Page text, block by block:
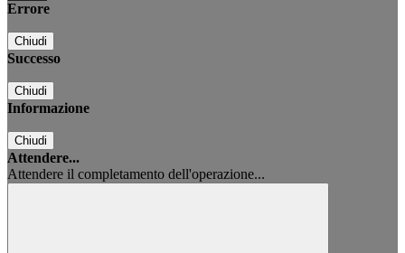
Errore
Chiudi
Successo
Chiudi
Informazione
Chiudi
Attendere...
Attendere il completamento dell'operazione...